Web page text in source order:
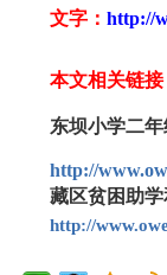
文字： http://
本文相关链接
东坝小学二年
http://
藏区贫困助
http://